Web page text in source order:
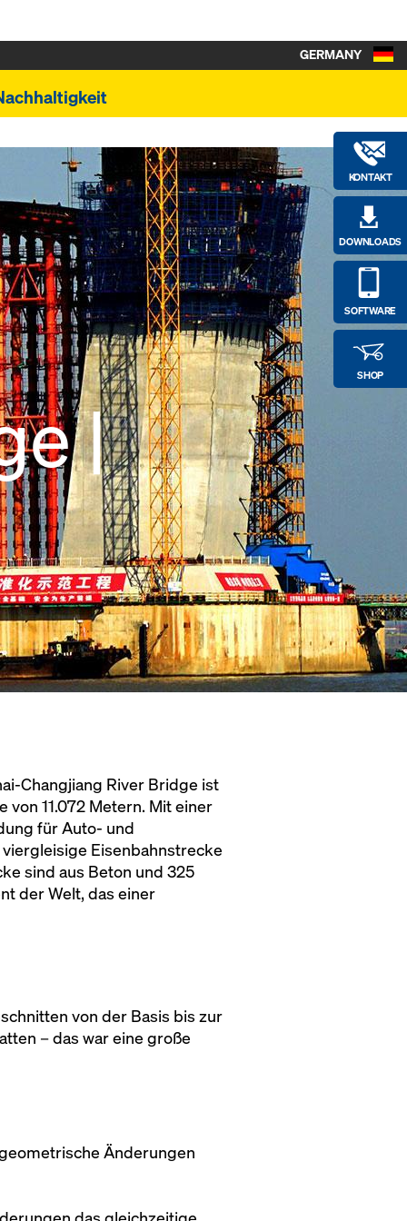
KONTAKT
DOWNLOADS
SOFTWARE
SHOP
GERMANY
|
Changjiang River Bridge ist
11.072 Metern. Mit einer
für Auto- und
Eisenbahnstrecke
sind aus Beton und 325
der Welt, das einer
von der Basis bis zur
– das war eine große
Änderungen